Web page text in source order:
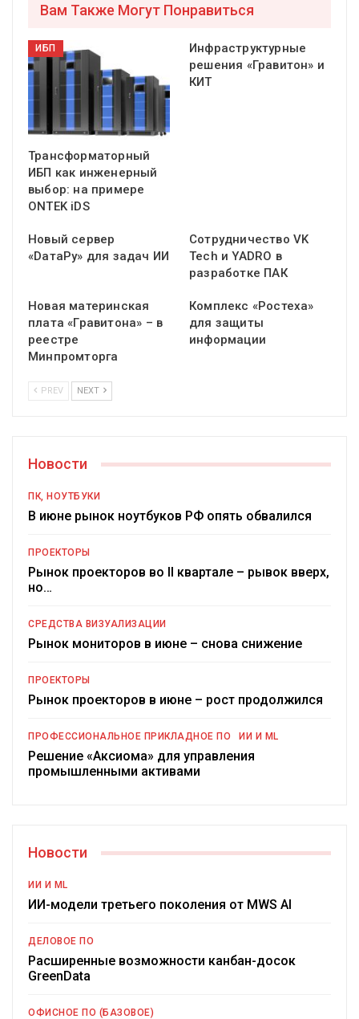
Вам Также Могут Понравиться
ИБП
Трансформаторный
ИБП как инженерный
выбор: на примере
ONTEK iDS
Инфраструктурные
решения «Гравитон» и
КИТ
Новый сервер
«DатаРу» для задач ИИ
Сотрудничество VK
Tech и YADRO в
разработке ПАК
Новая материнская
плата «Гравитона» – в
реестре
Минпромторга
Комплекс «Ростеха»
для защиты
информации
PREV NEXT
Новости
ПК, НОУТБУКИ
В июне рынок ноутбуков РФ опять обвалился
ПРОЕКТОРЫ
Рынок проекторов во II квартале – рывок вверх,
но…
СРЕДСТВА ВИЗУАЛИЗАЦИИ
Рынок мониторов в июне – снова снижение
ПРОЕКТОРЫ
Рынок проекторов в июне – рост продолжился
ПРОФЕССИОНАЛЬНОЕ ПРИКЛАДНОЕ ПО ИИ И ML
Решение «Аксиома» для управления
промышленными активами
Новости
ИИ И ML
ИИ-модели третьего поколения от MWS AI
ДЕЛОВОЕ ПО
Расширенные возможности канбан-досок
GreenData
ОФИСНОЕ ПО (БАЗОВОЕ)